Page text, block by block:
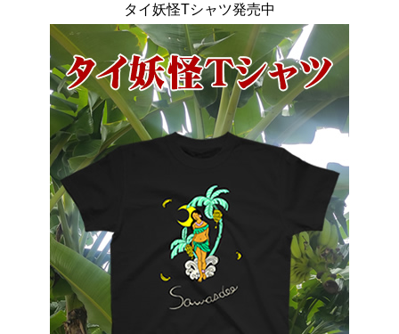
タイ妖怪Tシャツ発売中